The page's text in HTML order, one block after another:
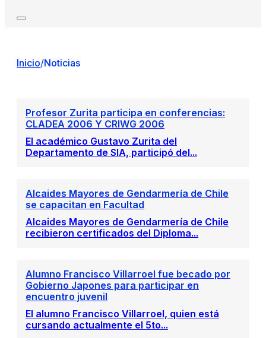
Inicio/Noticias
Profesor Zurita participa en conferencias:
CLADEA 2006 Y CRIWG 2006
El académico Gustavo Zurita del
Departamento de SIA, participó del...
Alcaides Mayores de Gendarmería de Chile
se capacitan en Facultad
Alcaides Mayores de Gendarmería de Chile
recibieron certificados del Diploma...
Alumno Francisco Villarroel fue becado por
Gobierno Japones para participar en
encuentro juvenil
El alumno Francisco Villarroel, quien está
cursando actualmente el 5to...